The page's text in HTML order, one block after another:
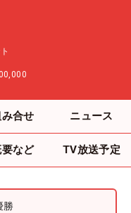
合せ ニュース
など TV放送予定
勝